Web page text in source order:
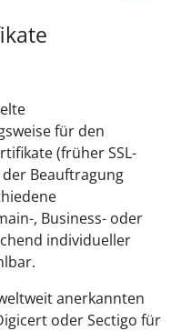
für den
(früher SSL-
Beauftragung
, Business- oder
individueller
anerkannten
oder Sectigo für